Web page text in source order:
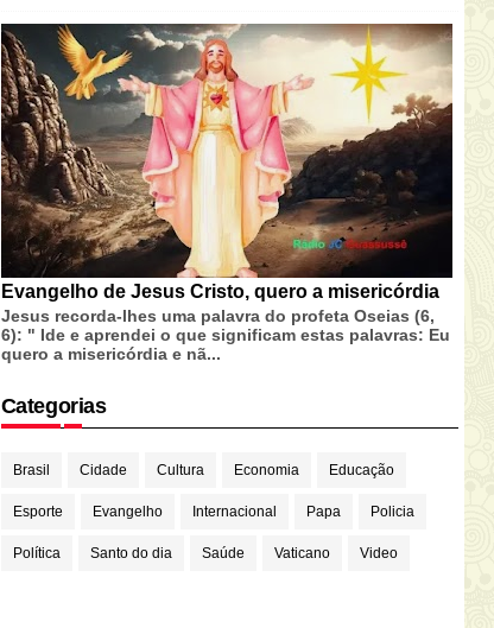
Evangelho de Jesus Cristo, quero a misericórdia
Jesus recorda-lhes uma palavra do profeta Oseias (6,
6): " Ide e aprendei o que significam estas palavras: Eu
quero a misericórdia e nã...
Categorias
Brasil Cidade Cultura Economia Educação
Esporte Evangelho Internacional Papa Policia
Política Santo do dia Saúde Vaticano Video